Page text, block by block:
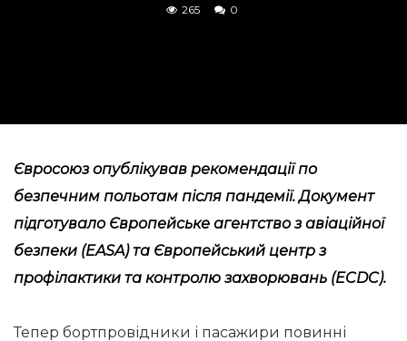
265 0
Євросоюз опублікував рекомендації по
безпечним польотам після пандемії. Документ
підготувало Європейське агентство з авіаційної
безпеки (EASA) та Європейський центр з
профілактики та контролю захворювань (ECDC).
Тепер бортпровідники і пасажири повинні